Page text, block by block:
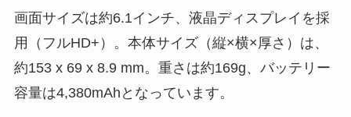
格・発売日はいつ
Android One S10eのスペック性能・仕様ま
とめ